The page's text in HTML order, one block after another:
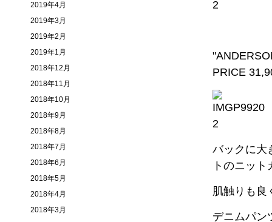
PRICE
バックに大
トのニッ
肌触りも良
デニムパン
2019年4月
2019年3月
2019年2月
2019年1月
2018年12月
2018年11月
2018年10月
2018年9月
2018年8月
2018年7月
2018年6月
2018年5月
2018年4月
2018年3月